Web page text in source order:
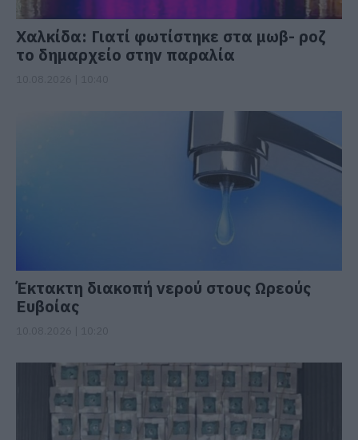
Χαλκίδα: Γιατί φωτίστηκε στα μωβ- ροζ
το δημαρχείο στην παραλία
Έκτακτη διακοπή νερού στους Ωρεούς
Ευβοίας